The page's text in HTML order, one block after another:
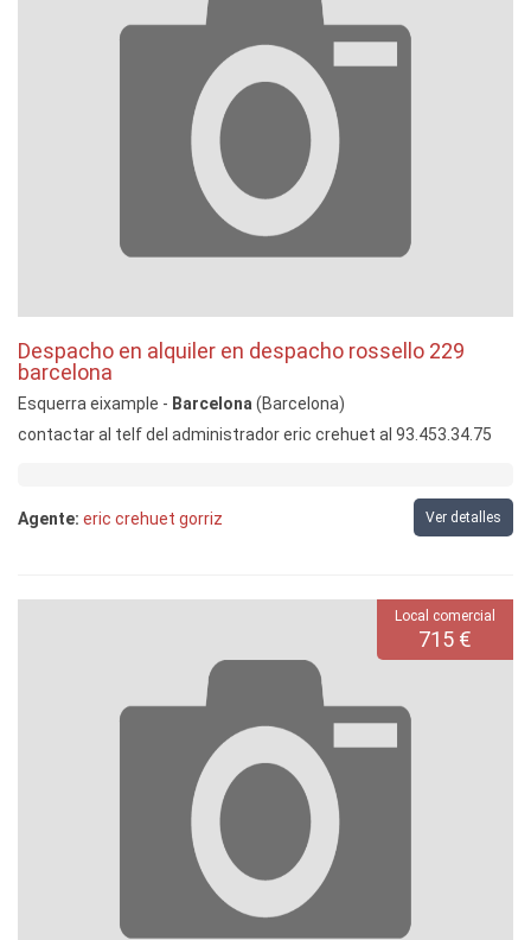
Despacho en alquiler en despacho rossello 229
barcelona
Esquerra eixample - Barcelona (Barcelona)
contactar al telf del administrador eric crehuet al 93.453.34.75
Agente: eric crehuet gorriz Ver detalles
Local comercial
715 €